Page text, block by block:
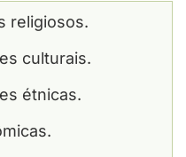
religiosos.
culturais.
étnicas.